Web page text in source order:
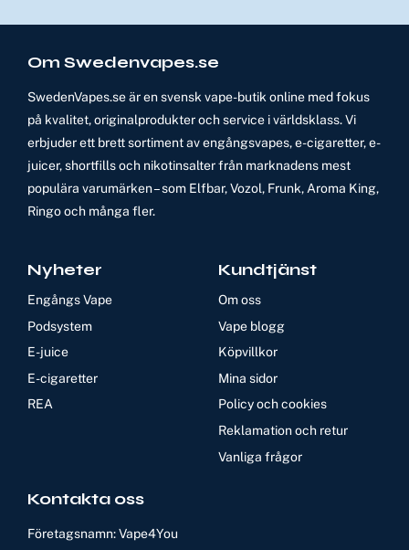
Om Swedenvapes.se
SwedenVapes.se är en svensk vape-butik online med fokus
på kvalitet, originalprodukter och service i världsklass. Vi
erbjuder ett brett sortiment av engångsvapes, e-cigaretter, e-
juicer, shortfills och nikotinsalter från marknadens mest
populära varumärken – som Elfbar, Vozol, Frunk, Aroma King,
Ringo och många fler.
Nyheter
Engångs Vape
Podsystem
E-juice
E-cigaretter
REA
Kundtjänst
Om oss
Vape blogg
Köpvillkor
Mina sidor
Policy och cookies
Reklamation och retur
Vanliga frågor
Kontakta oss
Företagsnamn: Vape4You